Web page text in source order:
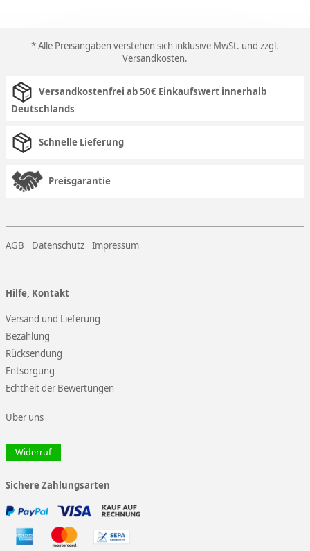
* Alle Preisangaben verstehen sich inklusive MwSt. und zzgl.
Versandkosten.
Versandkostenfrei ab 50€ Einkaufswert innerhalb
Deutschlands
Schnelle Lieferung
Preisgarantie
AGB Datenschutz Impressum
Hilfe, Kontakt
Versand und Lieferung
Bezahlung
Rücksendung
Entsorgung
Echtheit der Bewertungen
Über uns
Widerruf
Sichere Zahlungsarten